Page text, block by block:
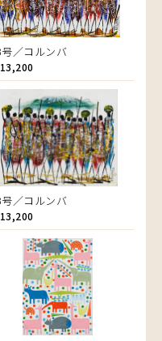
号／コルンバ
号／コルンバ